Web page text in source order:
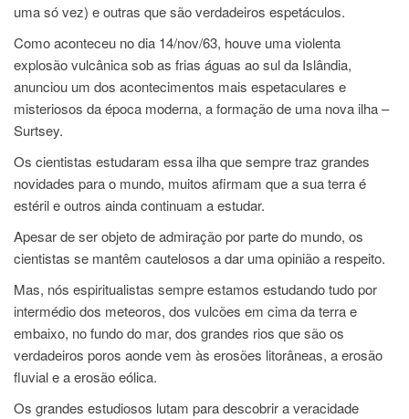
uma só vez) e outras que são verdadeiros espetáculos.
Como aconteceu no dia 14/nov/63, houve uma violenta
explosão vulcânica sob as frias águas ao sul da Islândia,
anunciou um dos acontecimentos mais espetaculares e
misteriosos da época moderna, a formação de uma nova ilha –
Surtsey.
Os cientistas estudaram essa ilha que sempre traz grandes
novidades para o mundo, muitos afirmam que a sua terra é
estéril e outros ainda continuam a estudar.
Apesar de ser objeto de admiração por parte do mundo, os
cientistas se mantêm cautelosos a dar uma opinião a respeito.
Mas, nós espiritualistas sempre estamos estudando tudo por
intermédio dos meteoros, dos vulcões em cima da terra e
embaixo, no fundo do mar, dos grandes rios que são os
verdadeiros poros aonde vem às erosões litorâneas, a erosão
fluvial e a erosão eólica.
Os grandes estudiosos lutam para descobrir a veracidade